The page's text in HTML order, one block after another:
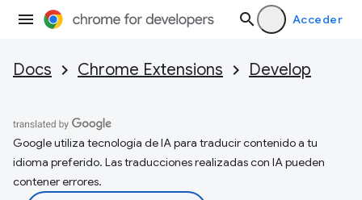
Acceder
Docs Chrome Extensions Develop
Google utiliza tecnología de IA para traducir contenido a tu
idioma preferido. Las traducciones realizadas con IA pueden
contener errores.